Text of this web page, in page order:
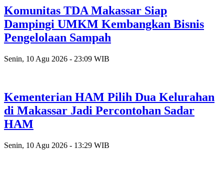
Komunitas TDA Makassar Siap
Dampingi UMKM Kembangkan Bisnis
Pengelolaan Sampah
Senin, 10 Agu 2026 - 23:09 WIB
Kementerian HAM Pilih Dua Kelurahan
di Makassar Jadi Percontohan Sadar
HAM
Senin, 10 Agu 2026 - 13:29 WIB